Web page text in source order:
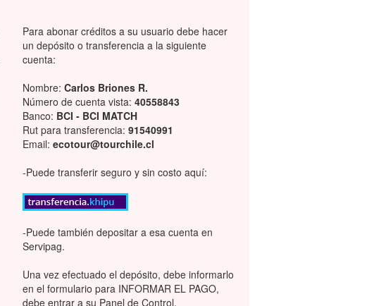
Para abonar créditos a su usuario debe hacer
un depósito o transferencia a la siguiente
cuenta:
Nombre:Carlos Briones R.
Número de cuenta vista:40558843
Banco: BCI - BCI MATCH
Rut para transferencia:91540991
Email:ecotour@tourchile.cl
-Puede transferir seguro y sin costo aquí:
-Puede también depositar a esa cuenta en
Servipag.
Una vez efectuado el depósito, debe informarlo
en el formulario para INFORMAR EL PAGO,
debe entrar a su Panel de Control.